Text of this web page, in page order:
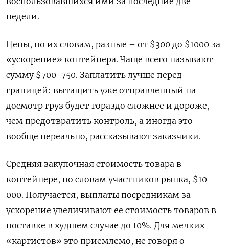
недели.
Цены, по их словам, разные – от $300 до $1000 за
«ускорение» контейнера. Чаще всего называют
сумму $700-750. Заплатить лучше перед
границей: вытащить уже отправленный на
досмотр груз будет гораздо сложнее и дороже,
чем предотвратить контроль, а иногда это
вообще нереально, рассказывают заказчики.
Средняя закупочная стоимость товара в
контейнере, по словам участников рынка, $10
000. Получается, выплаты посредникам за
ускорение увеличивают ее стоимость товаров в
поставке в худшем случае до 10%. Для мелких
«каргистов» это приемлемо, не говоря о